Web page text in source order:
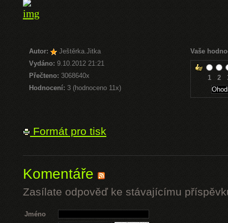
Autor:
Ještěrka.Jitka
Vydáno: 9.10.2012 21:21
Přečteno: 3068640x
Hodnocení: 3 (hodnoceno 11x)
Vaše
1 2
Formát pro tisk
Komentáře
Zasílate odpověď ke stávajícímu
Jméno